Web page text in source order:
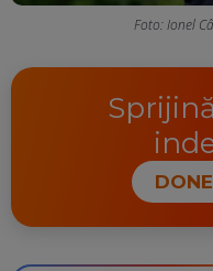
Foto: Ionel